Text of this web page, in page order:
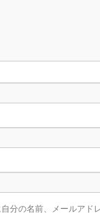
分の名前、メールアド